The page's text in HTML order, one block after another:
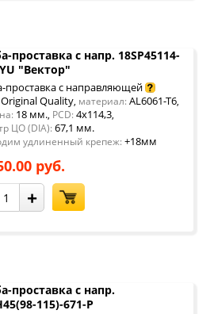
проставка с напр. 18SP45114-
"Вектор"
проставка с направляющей
Original Quality, материал: AL6061-T6,
18 мм., PCD: 4x114,3,
ЦО (DIA): 67,1 мм.
удлиненный крепеж: +18мм
руб.
+
проставка с напр.
115)-671-P